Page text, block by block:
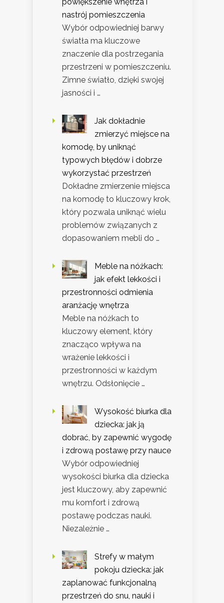
nastrój pomieszczenia
Wybór odpowiedniej barwy
światła ma kluczowe
znaczenie dla postrzegania
przestrzeni w pomieszczeniu.
Zimne światło, dzięki swojej
jasności i …
Jak dokładnie
zmierzyć miejsce na
komodę, by uniknąć
typowych błędów i dobrze
wykorzystać przestrzeń
Dokładne zmierzenie miejsca
na komodę to kluczowy krok,
który pozwala uniknąć wielu
problemów związanych z
dopasowaniem mebli do …
Meble na nóżkach:
jak efekt lekkości i
przestronności odmienia
aranżację wnętrza
Meble na nóżkach to
kluczowy element, który
znacząco wpływa na
wrażenie lekkości i
przestronności w każdym
wnętrzu. Odsłonięcie …
Wysokość biurka dla
dziecka: jak ją
dobrać, by zapewnić wygodę
i zdrową postawę przy nauce
Wybór odpowiedniej
wysokości biurka dla dziecka
jest kluczowy, aby zapewnić
mu komfort i zdrową
postawę podczas nauki.
Niezależnie …
Strefy w małym
pokoju dziecka: jak
zaplanować funkcjonalną
przestrzeń do snu, nauki i